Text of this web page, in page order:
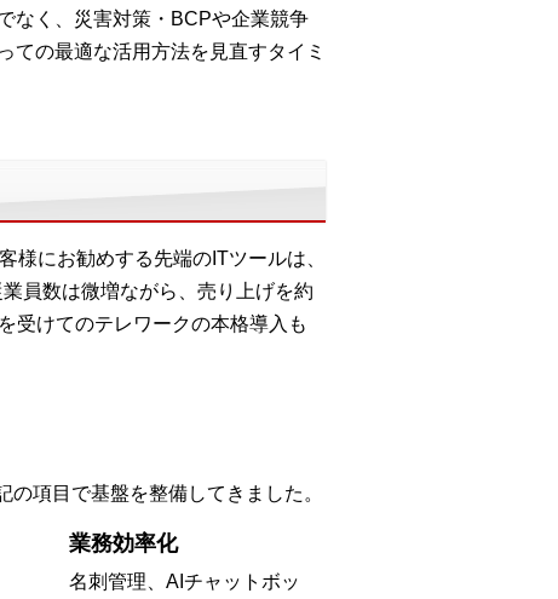
なく、災害対策・BCPや企業競争
ての最適な活用方法を見直すタイミ
様にお勧めする先端のITツールは、
員数は微増ながら、売り上げを約
受けてのテレワークの本格導入も
項目で基盤を整備してきました。
業務効率化
名刺管理、AIチャットボッ